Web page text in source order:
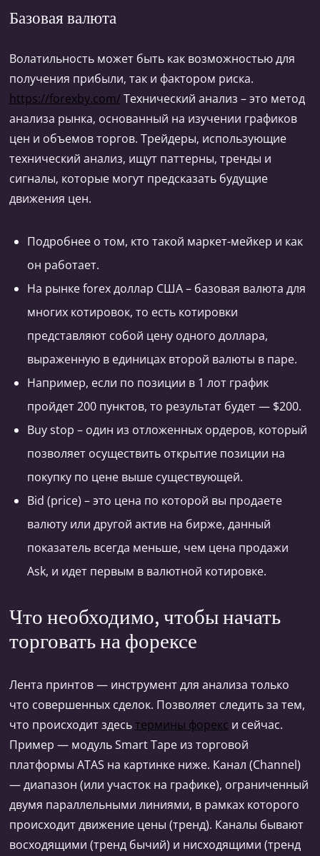
Базовая валюта
Волатильность может быть как возможностью для
получения прибыли‚ так и фактором риска.
https://forexby.com/Технический анализ – это метод
анализа рынка‚ основанный на изучении графиков
цен и объемов торгов. Трейдеры‚ использующие
технический анализ‚ ищут паттерны‚ тренды и
сигналы‚ которые могут предсказать будущие
движения цен.
Подробнее о том, кто такой маркет-мейкер и как
он работает.
На рынке forex доллар США – базовая валюта для
многих котировок, то есть котировки
представляют собой цену одного доллара,
выраженную в единицах второй валюты в паре.
Например, если по позиции в 1 лот график
пройдет 200 пунктов, то результат будет — $200.
Buy stop – один из отложенных ордеров, который
позволяет осуществить открытие позиции на
покупку по цене выше существующей.
Bid (price) – это цена по которой вы продаете
валюту или другой актив на бирже, данный
показатель всегда меньше, чем цена продажи
Ask, и идет первым в валютной котировке.
Что необходимо, чтобы начать
торговать на форексе
Лента принтов — инструмент для анализа только
что совершенных сделок. Позволяет следить за тем,
что происходит здесьтермины форекс и сейчас.
Пример — модуль Smart Tape из торговой
платформы ATAS на картинке ниже. Канал (Сhannel)
— диапазон (или участок на графике), ограниченный
двумя параллельными линиями, в рамках которого
происходит движение цены (тренд). Каналы бывают
восходящими (тренд бычий) и нисходящими (тренд